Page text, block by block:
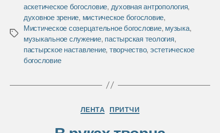
e
b
o
o
k
t
t
e
r
р
а
в
и
т
ь
Метки
аскетическое богословие, духовная антропология,
духовное зрение, мистическое богословие,
Мистическое созерцательное богословие, музыка,
музыкальное служение, пастырская теология,
пастырское наставление, творчество, эстетическое
богословие
Рубрики
ЛЕНТА ПРИТЧИ